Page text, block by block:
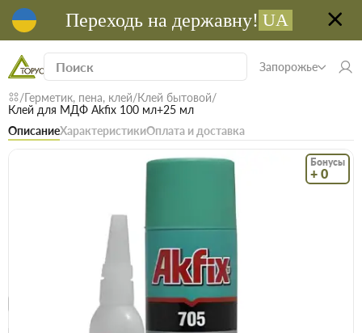
Переходь на державну! UA
Запорожье
Герметик, пена, клей Клей бытовой
Клей для МДФ Akfix 100 мл+25 мл
ОписаниеХарактеристикиОплата и доставка
Бонусы
+ 0
Клей для МДФ Akfix 100 мл+25 мл
Безкоштовна доставка! Від 15000 грн єВідновлення